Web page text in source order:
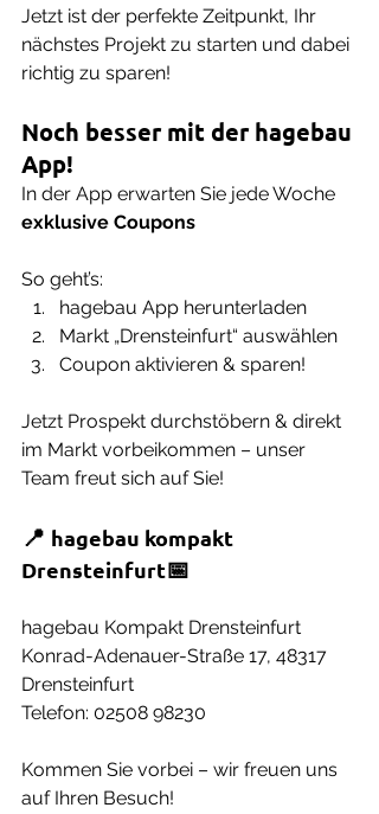
Jetzt ist der perfekte Zeitpunkt, Ihr
nächstes Projekt zu starten und dabei
richtig zu sparen!
Noch besser mit der hagebau
App!
In der App erwarten Sie jede Woche
exklusive Coupons
So geht’s:
hagebau App herunterladen
Markt „Drensteinfurt“ auswählen
Coupon aktivieren & sparen!
Jetzt Prospekt durchstöbern & direkt
im Markt vorbeikommen – unser
Team freut sich auf Sie!
📍 hagebau kompakt
Drensteinfurt📅
hagebau Kompakt Drensteinfurt
Konrad-Adenauer-Straße 17, 48317
Drensteinfurt
Telefon: 02508 98230
Kommen Sie vorbei – wir freuen uns
auf Ihren Besuch!